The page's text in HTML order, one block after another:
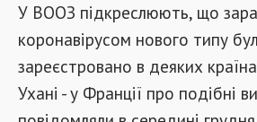
У ВООЗ підкреслюють, що
коронавірусом нового типу
зареєстровано в деяких
Ухані - у Франції про подібні